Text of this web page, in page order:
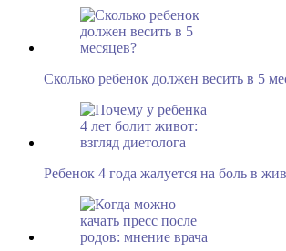
Сколько ребенок должен весить в 5
Ребенок 4 года жалуется на боль в